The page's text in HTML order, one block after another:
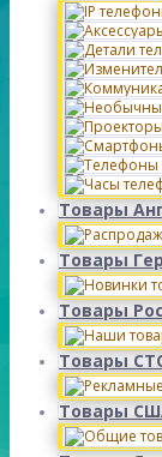
Товары
Товары
Товары
Товары
Товары